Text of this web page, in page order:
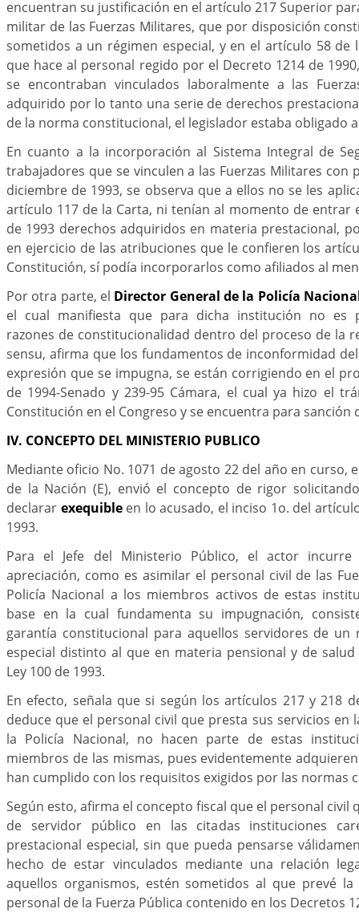
encuentran su justificación en el artículo 217 Superior
militar de las Fuerzas Militares, que por disposición
sometidos a un régimen especial, y en el artículo 58 de
que hace al personal regido por el Decreto 1214 de
se encontraban vinculados laboralmente a las
adquirido por lo tanto una serie de derechos
de la norma constitucional, el legislador estaba obligado
En cuanto a la incorporación al Sistema Integral de
trabajadores que se vinculen a las Fuerzas Militares con
diciembre de 1993, se observa que a ellos no se les
artículo 117 de la Carta, ni tenían al momento de entrar
de 1993 derechos adquiridos en materia prestacional,
en ejercicio de las atribuciones que le confieren los
Constitución, sí podía incorporarlos como afiliados al
Por otra parte, el Director General de la Policía
el cual manifiesta que para dicha institución no es
razones de constitucionalidad dentro del proceso de la
sensu, afirma que los fundamentos de inconformidad
expresión que se impugna, se están corrigiendo en el
de 1994-Senado y 239-95 Cámara, el cual ya hizo el
Constitución en el Congreso y se encuentra para sanción
IV. CONCEPTO DEL MINISTERIO PUBLICO
Mediante oficio No. 1071 de agosto 22 del año en curso,
de la Nación (E), envió el concepto de rigor
declarar exequibleen lo acusado, el inciso 1o. del
1993.
Para el Jefe del Ministerio Público, el actor incurre
apreciación, como es asimilar el personal civil de las
Policía Nacional a los miembros activos de estas
base en la cual fundamenta su impugnación,
garantía constitucional para aquellos servidores de un
especial distinto al que en materia pensional y de
Ley 100 de 1993.
En efecto, señala que si según los artículos 217 y 218
deduce que el personal civil que presta sus servicios en
la Policía Nacional, no hacen parte de estas
miembros de las mismas, pues evidentemente
han cumplido con los requisitos exigidos por las normas
Según esto, afirma el concepto fiscal que el personal civil
de servidor público en las citadas instituciones
prestacional especial, sin que pueda pensarse
hecho de estar vinculados mediante una relación
aquellos organismos, estén sometidos al que prevé
personal de la Fuerza Pública contenido en los Decretos